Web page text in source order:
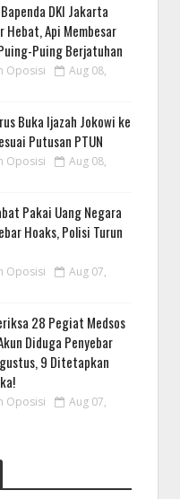
DKI Jakarta
Hebat, Api Membesar
Puing Berjatuhan
Oposisi
Aug 08,
Buka Ijazah Jokowi ke
Putusan PTUN
Oposisi
Aug 08,
Pakai Uang Negara
Hoaks, Polisi Turun
Oposisi
Aug 07,
28 Pegiat Medsos
Diduga Penyebar
9 Ditetapkan
Oposisi
Aug 07,